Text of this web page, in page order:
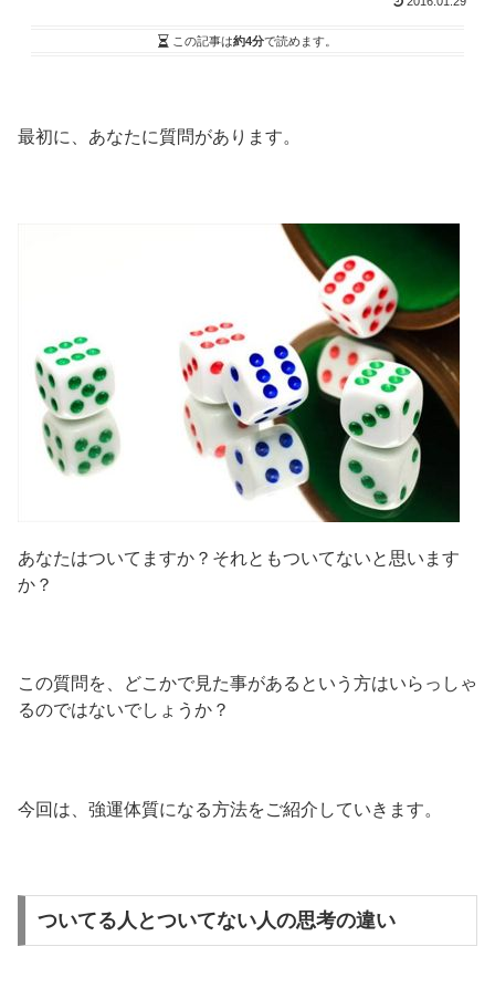
この記事は約4分で読めます。
最初に、あなたに質問があります。
あなたはついてますか？それともついてないと思います
か？
この質問を、どこかで見た事があるという方はいらっしゃ
るのではないでしょうか？
今回は、強運体質になる方法をご紹介していきます。
ついてる人とついてない人の思考の違い